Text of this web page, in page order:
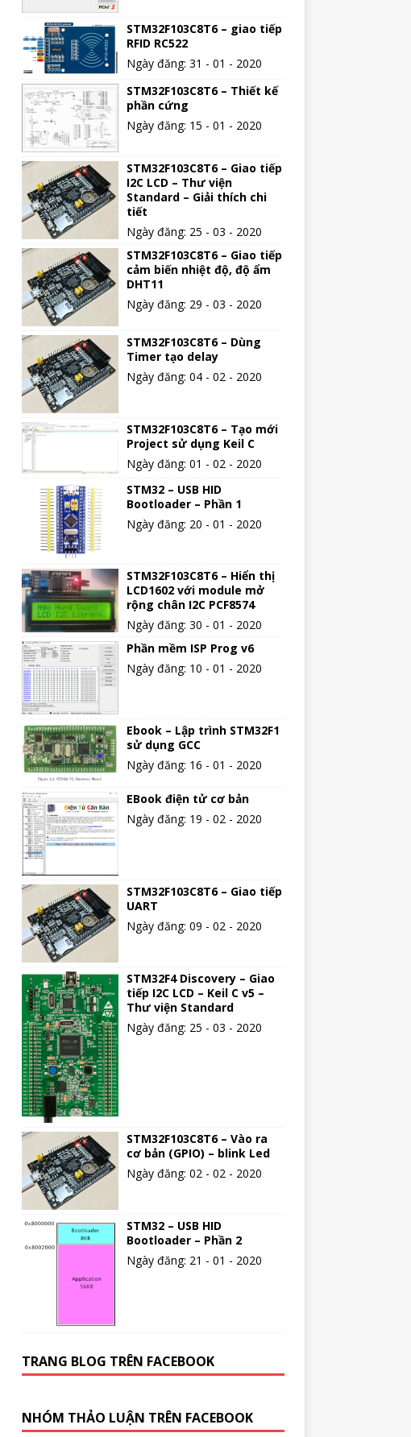
STM32F103C8T6 – giao tiếp
RFID RC522
Ngày đăng: 31 - 01 - 2020
STM32F103C8T6 – Thiết kế
phần cứng
Ngày đăng: 15 - 01 - 2020
STM32F103C8T6 – Giao tiếp
I2C LCD – Thư viện
Standard – Giải thích chi
tiết
Ngày đăng: 25 - 03 - 2020
STM32F103C8T6 – Giao tiếp
cảm biến nhiệt độ, độ ẩm
DHT11
Ngày đăng: 29 - 03 - 2020
STM32F103C8T6 – Dùng
Timer tạo delay
Ngày đăng: 04 - 02 - 2020
STM32F103C8T6 – Tạo mới
Project sử dụng Keil C
Ngày đăng: 01 - 02 - 2020
STM32 – USB HID
Bootloader – Phần 1
Ngày đăng: 20 - 01 - 2020
STM32F103C8T6 – Hiển thị
LCD1602 với module mở
rộng chân I2C PCF8574
Ngày đăng: 30 - 01 - 2020
Phần mềm ISP Prog v6
Ngày đăng: 10 - 01 - 2020
Ebook – Lập trình STM32F1
sử dụng GCC
Ngày đăng: 16 - 01 - 2020
EBook điện tử cơ bản
Ngày đăng: 19 - 02 - 2020
STM32F103C8T6 – Giao tiếp
UART
Ngày đăng: 09 - 02 - 2020
STM32F4 Discovery – Giao
tiếp I2C LCD – Keil C v5 –
Thư viện Standard
Ngày đăng: 25 - 03 - 2020
STM32F103C8T6 – Vào ra
cơ bản (GPIO) – blink Led
Ngày đăng: 02 - 02 - 2020
STM32 – USB HID
Bootloader – Phần 2
Ngày đăng: 21 - 01 - 2020
TRANG BLOG TRÊN FACEBOOK
NHÓM THẢO LUẬN TRÊN FACEBOOK